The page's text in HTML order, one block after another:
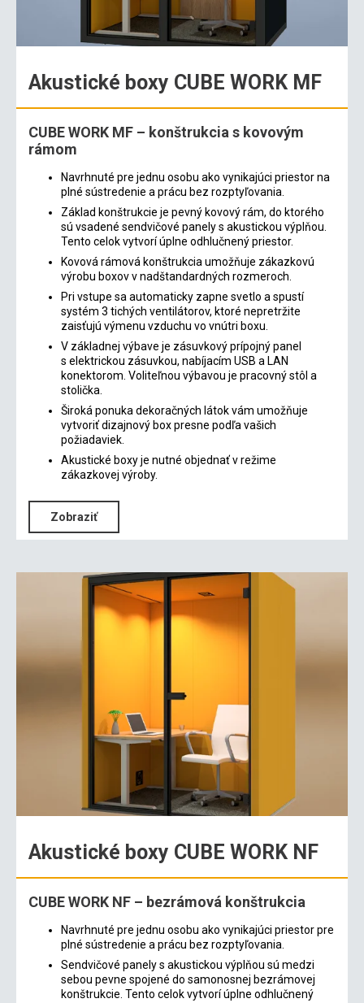
Akustické boxy CUBE WORK MF
CUBE WORK MF – konštrukcia s kovovým
rámom
Navrhnuté pre jednu osobu ako vynikajúci priestor na
plné sústredenie a prácu bez rozptyľovania.
Základ konštrukcie je pevný kovový rám, do ktorého
sú vsadené sendvičové panely s akustickou výplňou.
Tento celok vytvorí úplne odhlučnený priestor.
Kovová rámová konštrukcia umožňuje zákazkovú
výrobu boxov v nadštandardných rozmeroch.
Pri vstupe sa automaticky zapne svetlo a spustí
systém 3 tichých ventilátorov, ktoré nepretržite
zaisťujú výmenu vzduchu vo vnútri boxu.
V základnej výbave je zásuvkový prípojný panel
s elektrickou zásuvkou, nabíjacím USB a LAN
konektorom. Voliteľnou výbavou je pracovný stôl a
stolička.
Široká ponuka dekoračných látok vám umožňuje
vytvoriť dizajnový box presne podľa vašich
požiadaviek.
Akustické boxy je nutné objednať v režime
zákazkovej výroby.
Zobraziť
Akustické boxy CUBE WORK NF
CUBE WORK NF – bezrámová konštrukcia
Navrhnuté pre jednu osobu ako vynikajúci priestor pre
plné sústredenie a prácu bez rozptyľovania.
Sendvičové panely s akustickou výplňou sú medzi
sebou pevne spojené do samonosnej bezrámovej
konštrukcie. Tento celok vytvorí úplne odhlučnený